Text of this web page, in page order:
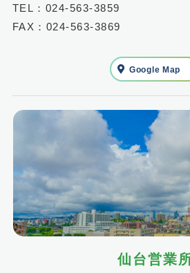
TEL：024-563-3859
FAX：024-563-3869
Google Map
仙台営業